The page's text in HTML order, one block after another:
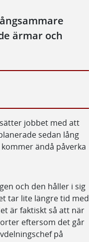
ärmar och
jobbet med att
sedan lång
ändå påverka
och den håller i sig
tar lite längre tid med
är faktiskt så att när
eftersom det går
på